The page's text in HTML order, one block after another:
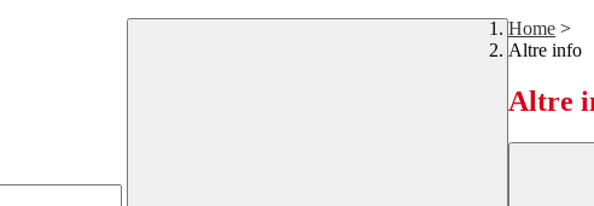
Home >
Altre info
Altre